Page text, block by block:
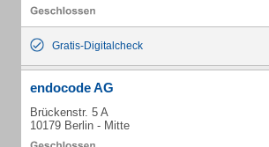
Gratis-Digitalcheck
endocode AG
Brückenstr. 5 A
10179 Berlin - Mitte